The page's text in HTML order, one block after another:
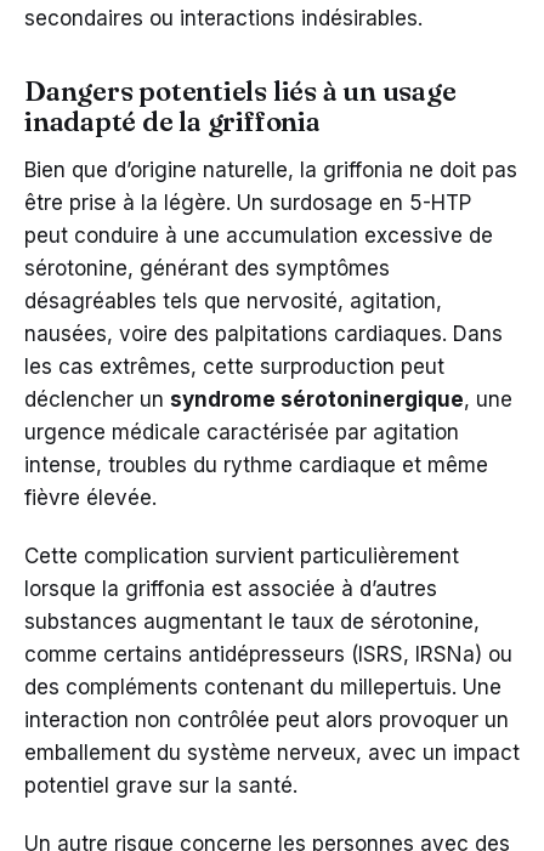
secondaires ou interactions indésirables.
Dangers potentiels liés à un usage
inadapté de la griffonia
Bien que d’origine naturelle, la griffonia ne doit pas
être prise à la légère. Un surdosage en 5-HTP
peut conduire à une accumulation excessive de
sérotonine, générant des symptômes
désagréables tels que nervosité, agitation,
nausées, voire des palpitations cardiaques. Dans
les cas extrêmes, cette surproduction peut
déclencher un syndrome sérotoninergique, une
urgence médicale caractérisée par agitation
intense, troubles du rythme cardiaque et même
fièvre élevée.
Cette complication survient particulièrement
lorsque la griffonia est associée à d’autres
substances augmentant le taux de sérotonine,
comme certains antidépresseurs (ISRS, IRSNa) ou
des compléments contenant du millepertuis. Une
interaction non contrôlée peut alors provoquer un
emballement du système nerveux, avec un impact
potentiel grave sur la santé.
Un autre risque concerne les personnes avec des